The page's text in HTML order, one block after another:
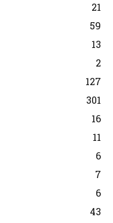
21
59
13
2
127
301
16
11
6
7
6
43